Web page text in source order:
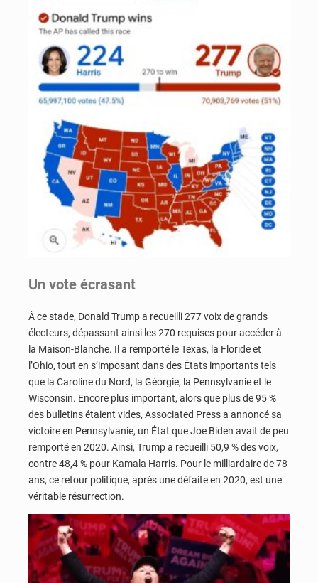
Un vote écrasant
À ce stade, Donald Trump a recueilli 277 voix de grands
électeurs, dépassant ainsi les 270 requises pour accéder à
la Maison-Blanche. Il a remporté le Texas, la Floride et
l’Ohio, tout en s’imposant dans des États importants tels
que la Caroline du Nord, la Géorgie, la Pennsylvanie et le
Wisconsin. Encore plus important, alors que plus de 95 %
des bulletins étaient vides, Associated Press a annoncé sa
victoire en Pennsylvanie, un État que Joe Biden avait de peu
remporté en 2020. Ainsi, Trump a recueilli 50,9 % des voix,
contre 48,4 % pour Kamala Harris. Pour le milliardaire de 78
ans, ce retour politique, après une défaite en 2020, est une
véritable résurrection.